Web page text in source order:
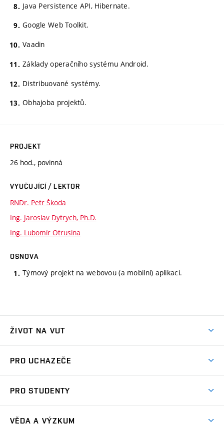
Java Persistence API, Hibernate.
Google Web Toolkit.
Vaadin
Základy operačního systému Android.
Distribuované systémy.
Obhajoba projektů.
PROJEKT
26 hod., povinná
VYUČUJÍCÍ / LEKTOR
RNDr. Petr Škoda
Ing. Jaroslav Dytrych, Ph.D.
Ing. Lubomír Otrusina
OSNOVA
Týmový projekt na webovou (a mobilní) aplikaci.
ŽIVOT NA VUT
Koleje
Sport na VUT
PRO UCHAZEČE
Dny otevřených dveří
PRO STUDENTY
VĚDA A VÝZKUM